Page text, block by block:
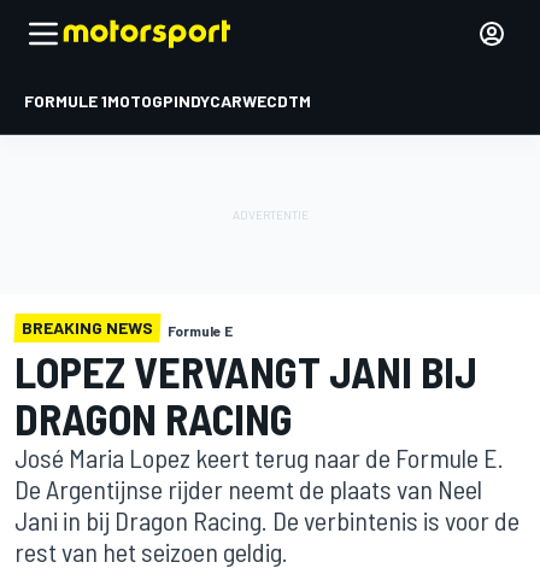
FORMULE 1MOTOGPINDYCARWECDTM
BREAKING NEWS Formule E
LOPEZ VERVANGT JANI BIJ
DRAGON RACING
José Maria Lopez keert terug naar de Formule E.
De Argentijnse rijder neemt de plaats van Neel
Jani in bij Dragon Racing. De verbintenis is voor de
rest van het seizoen geldig.